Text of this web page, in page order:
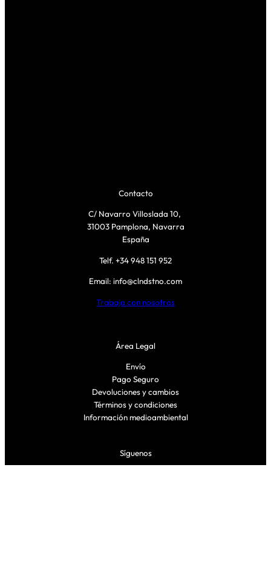
Contacto
C/ Navarro Villoslada 10,
31003 Pamplona, Navarra
España
Telf. +34 948 151 952
Email: info@clndstno.com
Trabaja con nosotros
Área Legal
Envío
Pago Seguro
Devoluciones y cambios
Términos y condiciones
Información medioambiental
Síguenos